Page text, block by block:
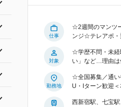
仕事
☆2週間のマンツ
ンジ☆テレアポ・
対象
☆学歴不問・未経
い」など…理由は
勤務地
☆全国募集／通い
U・Iターン歓迎
西新宿駅、七宝